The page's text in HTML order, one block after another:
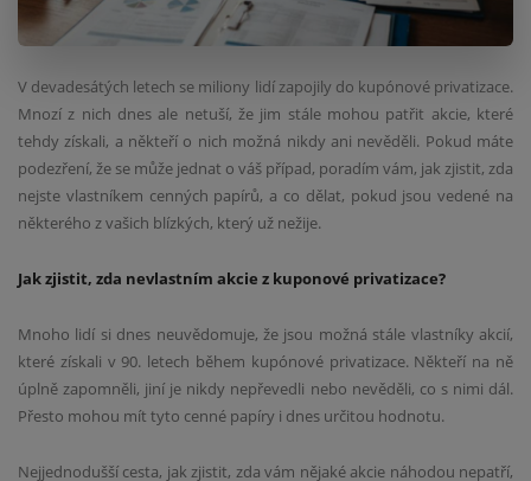
V devadesátých letech se miliony lidí zapojily do kupónové privatizace.
Mnozí z nich dnes ale netuší, že jim stále mohou patřit akcie, které
tehdy získali, a někteří o nich možná nikdy ani nevěděli. Pokud máte
podezření, že se může jednat o váš případ, poradím vám, jak zjistit, zda
nejste vlastníkem cenných papírů, a co dělat, pokud jsou vedené na
některého z vašich blízkých, který už nežije.
Jak zjistit, zda nevlastním akcie z kuponové privatizace?
Mnoho lidí si dnes neuvědomuje, že jsou možná stále vlastníky akcií,
které získali v 90. letech během kupónové privatizace. Někteří na ně
úplně zapomněli, jiní je nikdy nepřevedli nebo nevěděli, co s nimi dál.
Přesto mohou mít tyto cenné papíry i dnes určitou hodnotu.
Nejjednodušší cesta, jak zjistit, zda vám nějaké akcie náhodou nepatří,